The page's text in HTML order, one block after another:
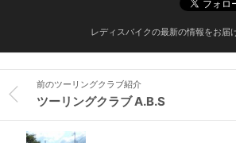
レディスバイクの最新の情報をお届
前のツーリングクラブ紹介
ツーリングクラブ A.B.S